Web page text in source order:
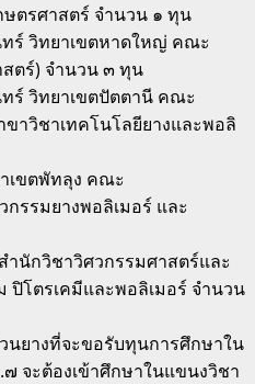
ษตรศาสตร์ จํานวน ๑ ทุน
ร์ วิทยาเขตหาดใหญ่ คณะ
ตร์) จํานวน ๓ ทุน
ร์ วิทยาเขตปัตตานี คณะ
าวิชาเทคโนโลยียางและพอลิ
เขตพัทลุง คณะ
รรมยางพอลิเมอร์ และ
นักวิชาวิศวกรรมศาสตร์และ
ปิโตรเคมีและพอลิเมอร์ จํานวน
นยางที่จะขอรับทุนการศึกษาใน
จะต้องเข้าศึกษาในแขนงวิชา